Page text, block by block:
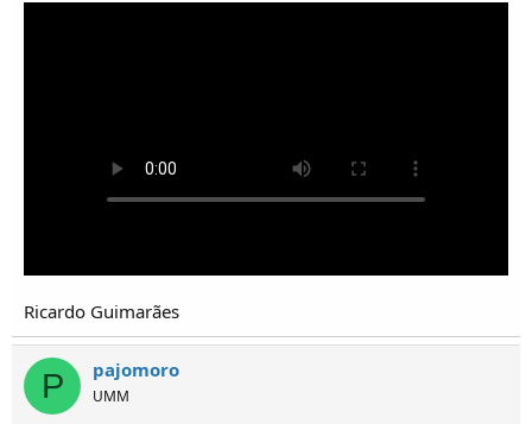
Ricardo Guimarães
P pajomoro
UMM